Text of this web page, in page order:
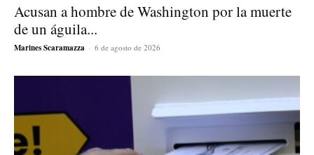
Acusan a hombre de Washington por la muerte
de un águila...
Marines Scaramazza - 6 de agosto de 2026